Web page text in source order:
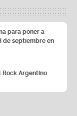
para poner a
de septiembre en
Rock Argentino